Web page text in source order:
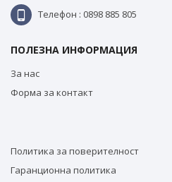
Телефон : 0898 885 805
ПОЛЕЗНА ИНФОРМАЦИЯ
За нас
Форма за контакт
Политика за поверителност
Гаранционна политика